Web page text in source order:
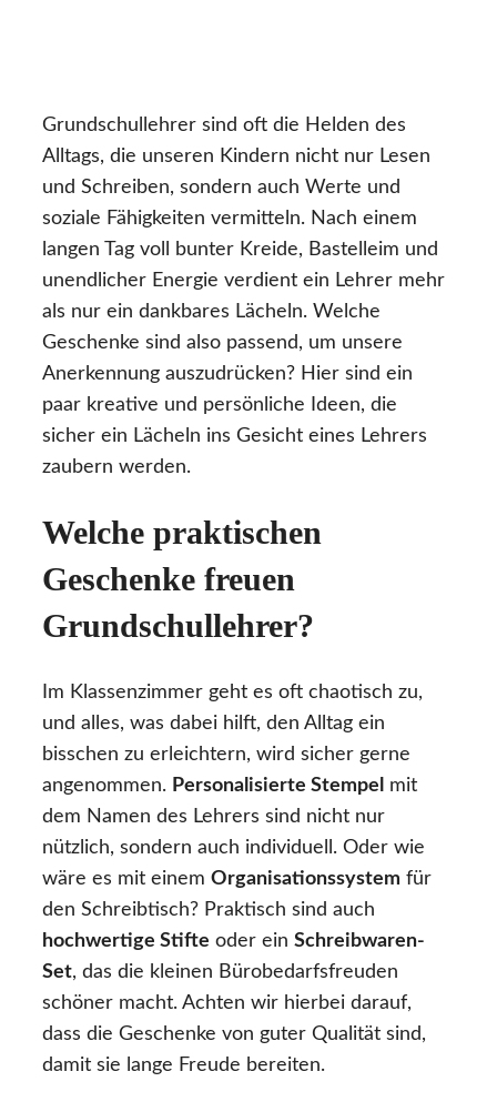
Grundschullehrer sind oft die Helden des
Alltags, die unseren Kindern nicht nur Lesen
und Schreiben, sondern auch Werte und
soziale Fähigkeiten vermitteln. Nach einem
langen Tag voll bunter Kreide, Bastelleim und
unendlicher Energie verdient ein Lehrer mehr
als nur ein dankbares Lächeln. Welche
Geschenke sind also passend, um unsere
Anerkennung auszudrücken? Hier sind ein
paar kreative und persönliche Ideen, die
sicher ein Lächeln ins Gesicht eines Lehrers
zaubern werden.
Welche praktischen
Geschenke freuen
Grundschullehrer?
Im Klassenzimmer geht es oft chaotisch zu,
und alles, was dabei hilft, den Alltag ein
bisschen zu erleichtern, wird sicher gerne
angenommen. Personalisierte Stempel
mit
dem Namen des Lehrers sind nicht nur
nützlich, sondern auch individuell. Oder wie
wäre es mit einem Organisationssystem für
den Schreibtisch? Praktisch sind auch
hochwertige Stifte oder ein Schreibwaren-
Set, das die kleinen Bürobedarfsfreuden
schöner macht. Achten wir hierbei darauf,
dass die Geschenke von guter Qualität sind,
damit sie lange Freude bereiten.